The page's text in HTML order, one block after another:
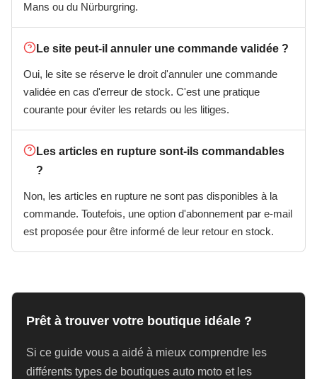
Mans ou du Nürburgring.
Le site peut-il annuler une commande validée ?
Oui, le site se réserve le droit d'annuler une commande
validée en cas d'erreur de stock. C'est une pratique
courante pour éviter les retards ou les litiges.
Les articles en rupture sont-ils commandables
?
Non, les articles en rupture ne sont pas disponibles à la
commande. Toutefois, une option d'abonnement par e-mail
est proposée pour être informé de leur retour en stock.
Prêt à trouver votre boutique idéale ?
Si ce guide vous a aidé à mieux comprendre les
différents types de boutiques auto moto et les